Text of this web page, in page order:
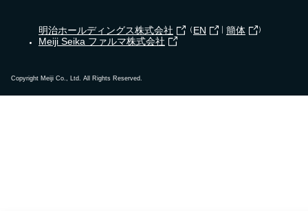
明治ホールディングス株式会社 （ EN ｜ 簡体 ）
Meiji Seika ファルマ株式会社
Copyright Meiji Co., Ltd. All Rights Reserved.